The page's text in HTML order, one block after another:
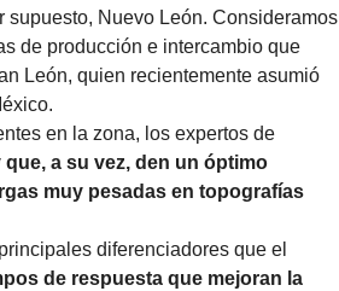
Nuevo León. Consideramos
de producción e intercambio que
León, quien recientemente asumió
en la zona, los expertos de
a su vez, den un óptimo
muy pesadas en topografías
diferenciadores que el
de respuesta que mejoran la